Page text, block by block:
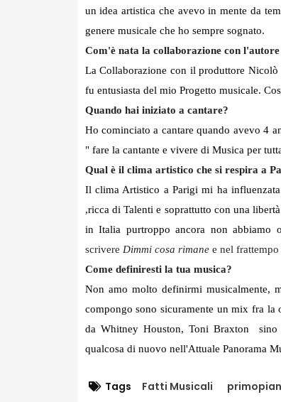
un idea artistica che avevo in mente da
genere musicale che ho sempre sognato.
Com'è nata la collaborazione con
La Collaborazione con il produttore
fu entusiasta del mio Progetto musicale.
Quando hai iniziato a cantare?
Ho cominciato a cantare quando avevo 4
" fare la cantante e vivere di Musica per
Qual è il clima artistico che si respira a
Il clima Artistico a Parigi mi ha
,ricca di Talenti e soprattutto con una
in Italia purtroppo ancora non
scrivere Dimmi cosa rimanee nel frattempo
Come definiresti la tua musica?
Non amo molto definirmi musicalmente,
compongo sono sicuramente un mix fra
da Whitney Houston, Toni Braxton sino
qualcosa di nuovo nell'Attuale Panorama
Tags Fatti Musicali